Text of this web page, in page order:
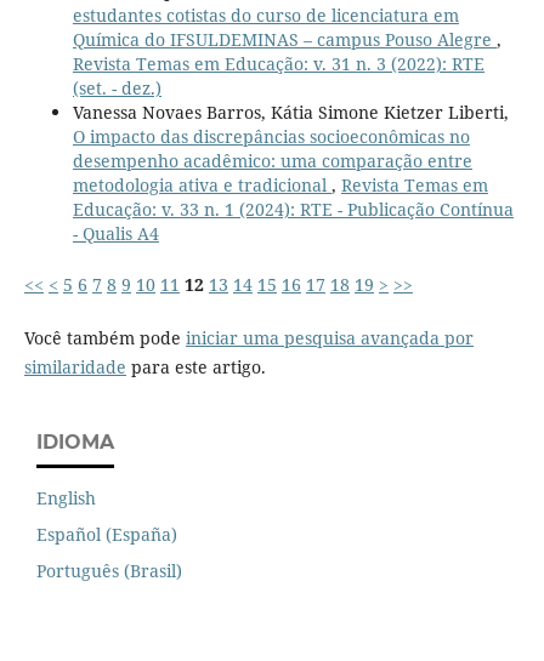
estudantes cotistas do curso de licenciatura em
Química do IFSULDEMINAS – campus Pouso Alegre ,
Revista Temas em Educação: v. 31 n. 3 (2022): RTE
(set. - dez.)
Vanessa Novaes Barros, Kátia Simone Kietzer Liberti,
O impacto das discrepâncias socioeconômicas no
desempenho acadêmico: uma comparação entre
metodologia ativa e tradicional , Revista Temas em
Educação: v. 33 n. 1 (2024): RTE - Publicação Contínua
- Qualis A4
<< < 5 6 7 8 9 10 11 12 13 14 15 16 17 18 19 > >>
Você também pode iniciar uma pesquisa avançada por
similaridade para este artigo.
IDIOMA
English
Español (España)
Português (Brasil)